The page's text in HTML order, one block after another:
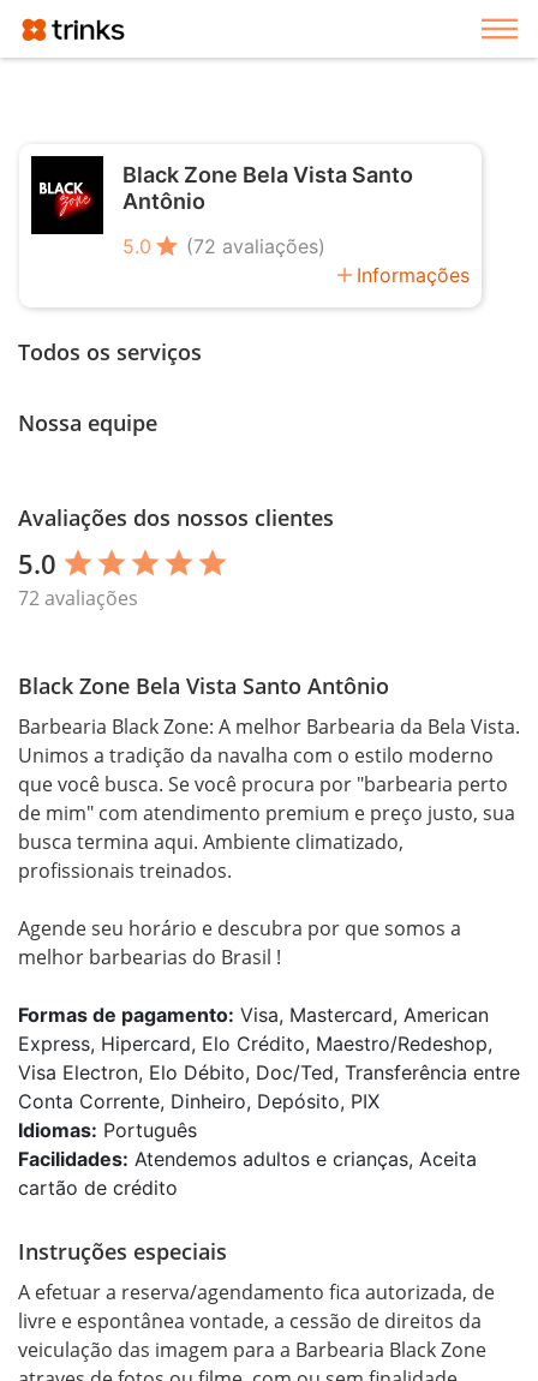
Black Zone Bela Vista Santo
Antônio
5.0 star (72 avaliações)
add Informações
Todos os serviços
Nossa equipe
Avaliações dos nossos clientes
5.0 star star star star star
72 avaliações
Black Zone Bela Vista Santo Antônio
Barbearia Black Zone: A melhor Barbearia da Bela Vista.
Unimos a tradição da navalha com o estilo moderno
que você busca. Se você procura por "barbearia perto
de mim" com atendimento premium e preço justo, sua
busca termina aqui. Ambiente climatizado,
profissionais treinados.
Agende seu horário e descubra por que somos a
Formas de pagamento: Visa, Mastercard, American
Express, Hipercard, Elo Crédito, Maestro/Redeshop,
Visa Electron, Elo Débito, Doc/Ted, Transferência entre
Conta Corrente, Dinheiro, Depósito, PIX
Idiomas: Português
Facilidades: Atendemos adultos e crianças, Aceita
cartão de crédito
Instruções especiais
A efetuar a reserva/agendamento fica autorizada, de
livre e espontânea vontade, a cessão de direitos da
veiculação das imagem para a Barbearia Black Zone